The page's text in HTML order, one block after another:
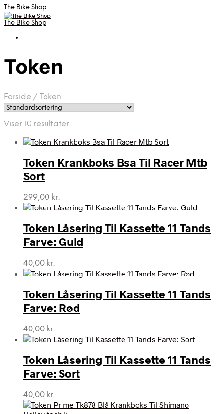
The Bike Shop
The Bike Shop
Token
Forside / Token
Viser 10 resultater
Token Krankboks Bsa Til Racer Mtb
Sort
299,00 kr.
Token Låsering Til Kassette 11 Tands
Farve: Guld
40,00 kr.
Token Låsering Til Kassette 11 Tands
Farve: Rød
40,00 kr.
Token Låsering Til Kassette 11 Tands
Farve: Sort
40,00 kr.